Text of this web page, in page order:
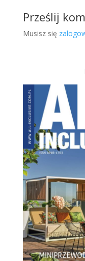
Prześlij
Musisz się